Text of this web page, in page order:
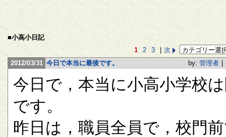
■小高小日記
1
2 3
次
2012/03/31 今日で本当に最後です。 by: 管理者
今日で，本当に小高小学校
です。
昨日は，職員全員で，校門